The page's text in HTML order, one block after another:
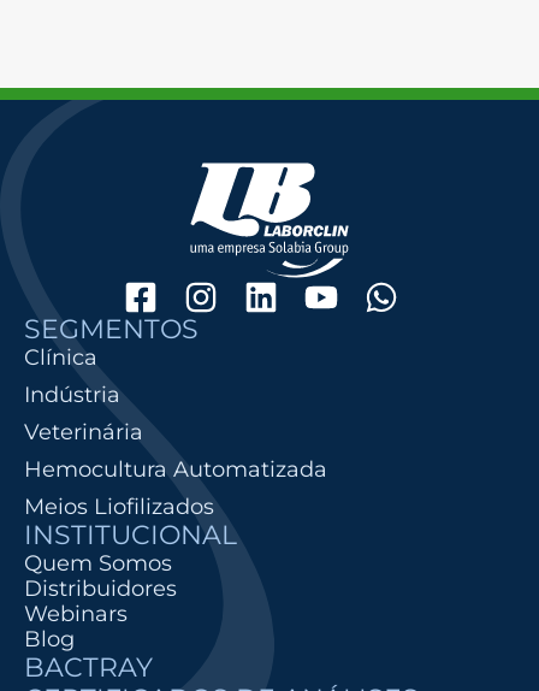
SEGMENTOS
Clínica
Indústria
Veterinária
Hemocultura Automatizada
Meios Liofilizados
INSTITUCIONAL
Quem Somos
Distribuidores
Webinars
Blog
BACTRAY